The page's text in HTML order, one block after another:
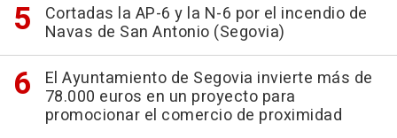
Cortadas la AP-6 y la N-6 por el incendio de
Navas de San Antonio (Segovia)
El Ayuntamiento de Segovia invierte más de
78.000 euros en un proyecto para
promocionar el comercio de proximidad